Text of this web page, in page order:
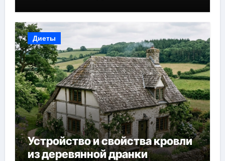
Диеты
Устройство и свойства кровли
из деревянной дранки